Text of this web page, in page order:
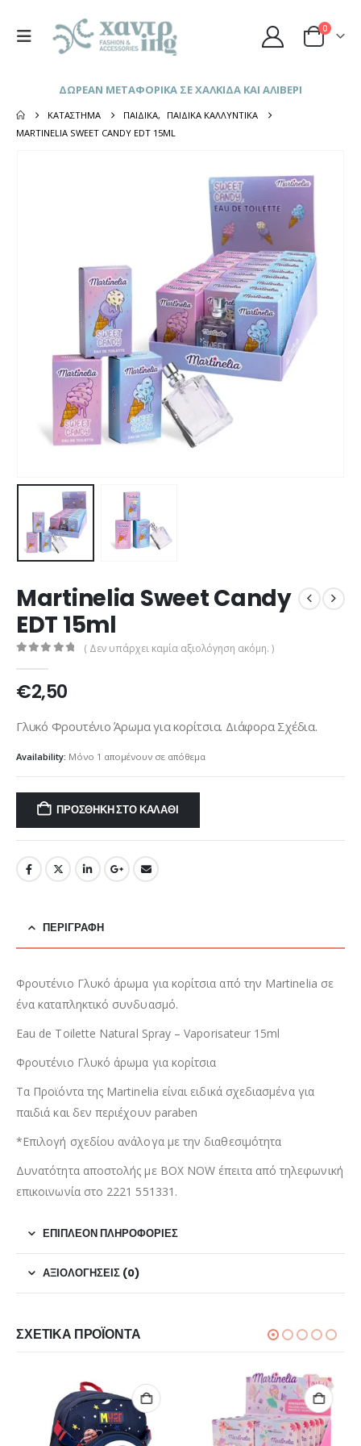
0
ΔΩΡΕΑΝ ΜΕΤΑΦΟΡΙΚΑ ΣΕ ΧΑΛΚΙΔΑ ΚΑΙ ΑΛΙΒΕΡΙ
ΚΑΤΆΣΤΗΜΑ ΠΑΙΔΙΚΆ,
ΠΑΙΔΙΚΆ ΚΑΛΛΥΝΤΙΚΆ
MARTINELIA SWEET CANDY EDT 15ML
Martinelia Sweet Candy
EDT 15ml
( Δεν υπάρχει καμία αξιολόγηση ακόμη. )
€2,50
Γλυκό Φρουτένιο Άρωμα για κορίτσια. Διάφορα Σχέδια.
Availability: Μόνο 1 απομένουν σε απόθεμα
ΠΡΟΣΘΉΚΗ ΣΤΟ ΚΑΛΆΘΙ
ΠΕΡΙΓΡΑΦΉ
Φρουτένιο Γλυκό άρωμα για κορίτσια από την Martinelia σε
ένα καταπληκτικό συνδυασμό.
Eau de Toilette Natural Spray – Vaporisateur 15ml
Φρουτένιο Γλυκό άρωμα για κορίτσια
Τα Προϊόντα της Martinelia είναι ειδικά σχεδιασμένα για
παιδιά και δεν περιέχουν paraben
*Επιλογή σχεδίου ανάλογα με την διαθεσιμότητα
Δυνατότητα αποστολής με BOX NOW έπειτα από τηλεφωνική
επικοινωνία στο 2221 551331.
ΕΠΙΠΛΈΟΝ ΠΛΗΡΟΦΟΡΊΕΣ
ΑΞΙΟΛΟΓΉΣΕΙΣ (0)
ΣΧΕΤΙΚΆ ΠΡΟΪΌΝΤΑ